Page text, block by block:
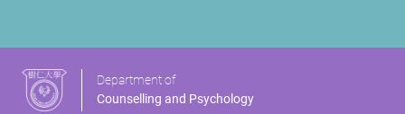
Department of
Counselling and Psychology